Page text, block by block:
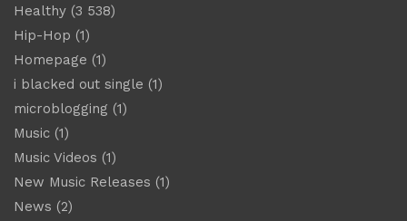
Healthy (3 538)
Hip-Hop (1)
Homepage (1)
i blacked out single (1)
microblogging (1)
Music (1)
Music Videos (1)
New Music Releases (1)
News (2)